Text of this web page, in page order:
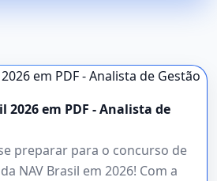
2026 em PDF - Analista de
preparar para o concurso de
NAV Brasil em 2026! Com a